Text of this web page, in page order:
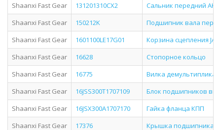
Shaanxi Fast Gear
131201310CX2
Сальник передний
Shaanxi Fast Gear
150212K
Подшипник вала
Shaanxi Fast Gear
1601100LE17G01
Корзина сцепления
Shaanxi Fast Gear
16628
Стопорное кольцо
Shaanxi Fast Gear
16775
Вилка
Shaanxi Fast Gear
16JSS300T1707109
Блок подшипников
Shaanxi Fast Gear
16JSX300A1707170
Гайка фланца КПП
Shaanxi Fast Gear
17376 Крышка подшипника